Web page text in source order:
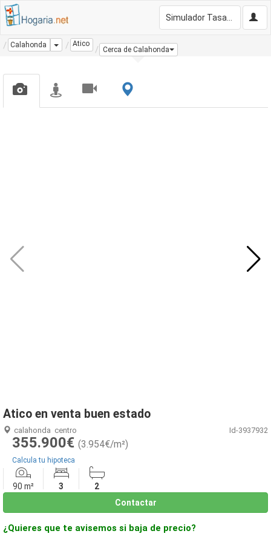
Calahonda Dropdown
Atico
Cerca de Calahonda
Atico en venta buen estado
calahonda centro Id-3937932
355.900€ (3.954€/m²)
Calcula tu hipoteca
90 m² 3
2
Contactar
¿Quieres que te avisemos si baja de precio?